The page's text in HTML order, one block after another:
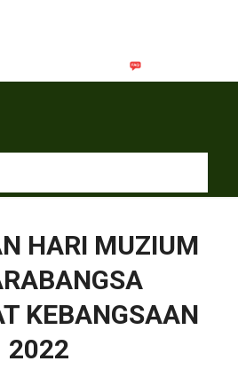
HARI MUZIUM
KEBANGSAAN
2022